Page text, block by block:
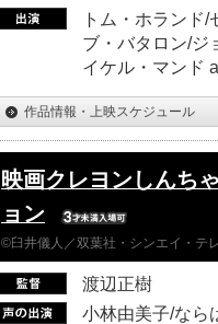
トム・ホランド
ブ・バタロン/ジ
イケル・マンド
作品情報・上映スケジュール
映画クレヨンしんち
ョン
©臼井儀人／双葉社・シンエイ・テ
渡辺正樹
小林由美子/なら